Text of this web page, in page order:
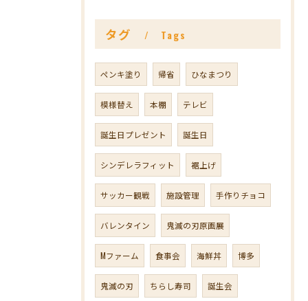
タグ Tags
ペンキ塗り 帰省 ひなまつり
模様替え 本棚 テレビ
誕生日プレゼント 誕生日
シンデレラフィット 裾上げ
サッカー観戦 施設管理 手作りチョコ
バレンタイン 鬼滅の刃原画展
Mファーム 食事会 海鮮丼 博多
鬼滅の刃 ちらし寿司 誕生会